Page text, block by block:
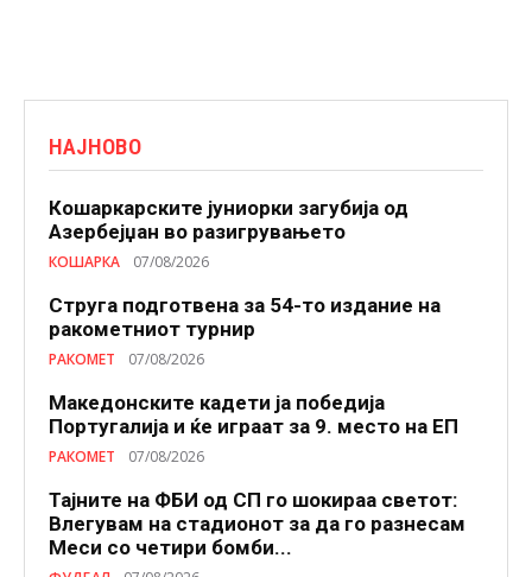
НАЈНОВО
Кошаркарските јуниорки загубија од
Азербејџан во разигрувањето
КОШАРКА 07/08/2026
Струга подготвена за 54-то издание на
ракометниот турнир
РАКОМЕТ 07/08/2026
Македонските кадети ја победија
Португалија и ќе играат за 9. место на ЕП
РАКОМЕТ 07/08/2026
Тајните на ФБИ од СП го шокираа светот:
Влегувам на стадионот за да го разнесам
Меси со четири бомби...